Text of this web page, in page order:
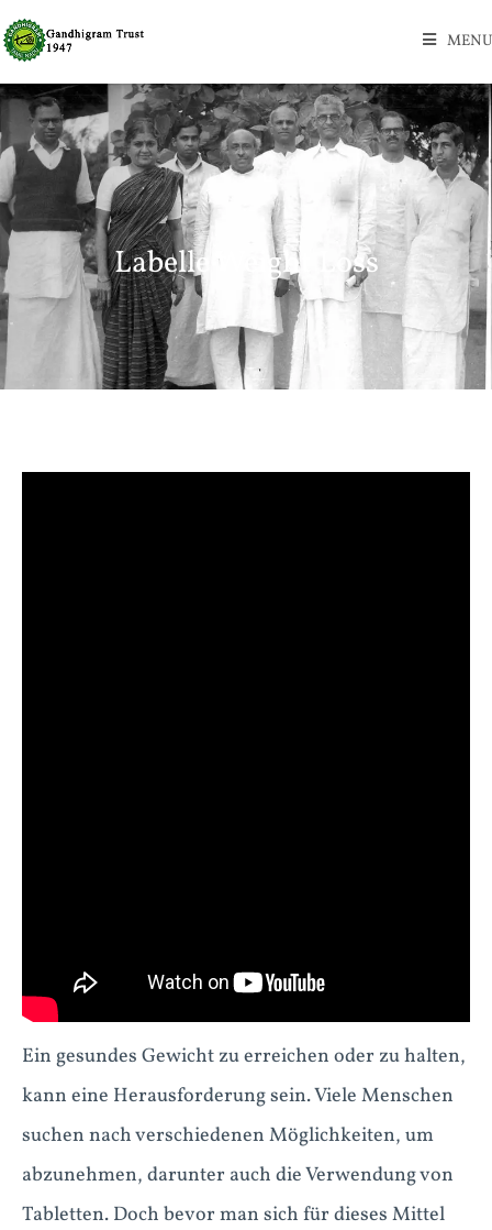
MENU
Labelle Weight Loss
Ein gesundes Gewicht zu erreichen oder zu halten,
kann eine Herausforderung sein. Viele Menschen
suchen nach verschiedenen Möglichkeiten, um
abzunehmen, darunter auch die Verwendung von
Tabletten. Doch bevor man sich für dieses Mittel